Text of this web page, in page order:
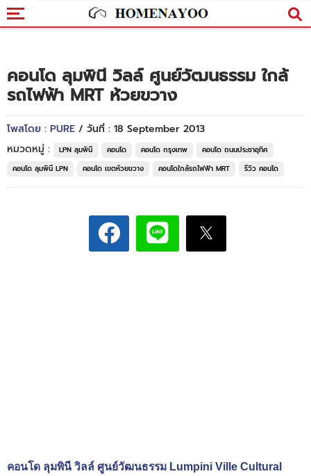
คอนโด ลุมพินี วิลล์ ศูนย์วัฒนธรรม ใกล้
รถไฟฟ้า MRT ห้วยขวาง
โพสโดย : PURE / วันที่ : 18 September 2013
หมวดหมู่ :
LPN ลุมพินี คอนโด คอนโด กรุงเทพ
คอนโด ถนนประชาอุทิศ
คอนโด ลุมพินี LPN
คอนโด เขตห้วยขวาง คอนโดใกล้รถไฟฟ้า MRT รีวิว คอนโด
คอนโด ลุมพินี วิลล์ ศูนย์วัฒนธรรม Lumpini Ville Cultural